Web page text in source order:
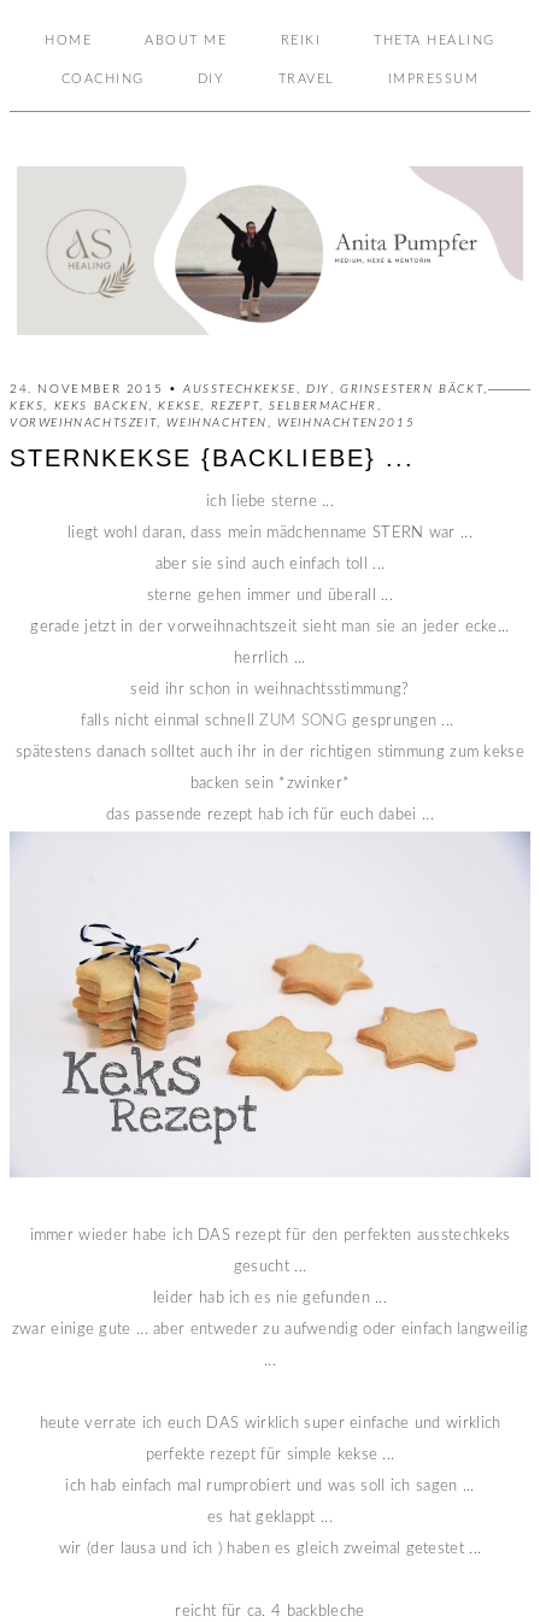
HOME ABOUT ME REIKI THETA HEALING
COACHING DIY TRAVEL IMPRESSUM
24. NOVEMBER 2015 • AUSSTECHKEKSE ,DIY ,GRINSESTERN BÄCKT
KEKS
KEKS BACKEN ,KEKSE REZEPT SELBERMACHER
VORWEIHNACHTSZEIT ,WEIHNACHTEN ,WEIHNACHTEN2015
STERNKEKSE {BACKLIEBE} ...
ich liebe sterne ...
liegt wohl daran, dass mein mädchenname STERN war ...
aber sie sind auch einfach toll ...
sterne gehen immer und überall ...
gerade jetzt in der vorweihnachtszeit sieht man sie an jeder ecke...
herrlich ...
seid ihr schon in weihnachtsstimmung?
falls nicht einmal schnellZUM SONGgesprungen ...
spätestens danach solltet auch ihr in der richtigen stimmung zum kekse
backen sein *zwinker*
das passende rezept hab ich für euch dabei ...
immer wieder habe ich DAS rezept für den perfekten ausstechkeks
gesucht ...
leider hab ich es nie gefunden ...
zwar einige gute ... aber entweder zu aufwendig oder einfach langweilig
...
heute verrate ich euch DAS wirklich super einfache und wirklich
perfekte rezept für simple kekse ...
ich hab einfach mal rumprobiert und was soll ich sagen ...
es hat geklappt ...
wir (der lausa und ich ) haben es gleich zweimal getestet ...
reicht für ca. 4 backbleche